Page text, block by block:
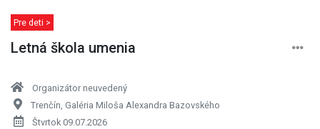
Pre deti >
Letná škola umenia
Organizátor neuvedený
Trenčín, Galéria Miloša Alexandra Bazovského
Štvrtok 09.07.2026